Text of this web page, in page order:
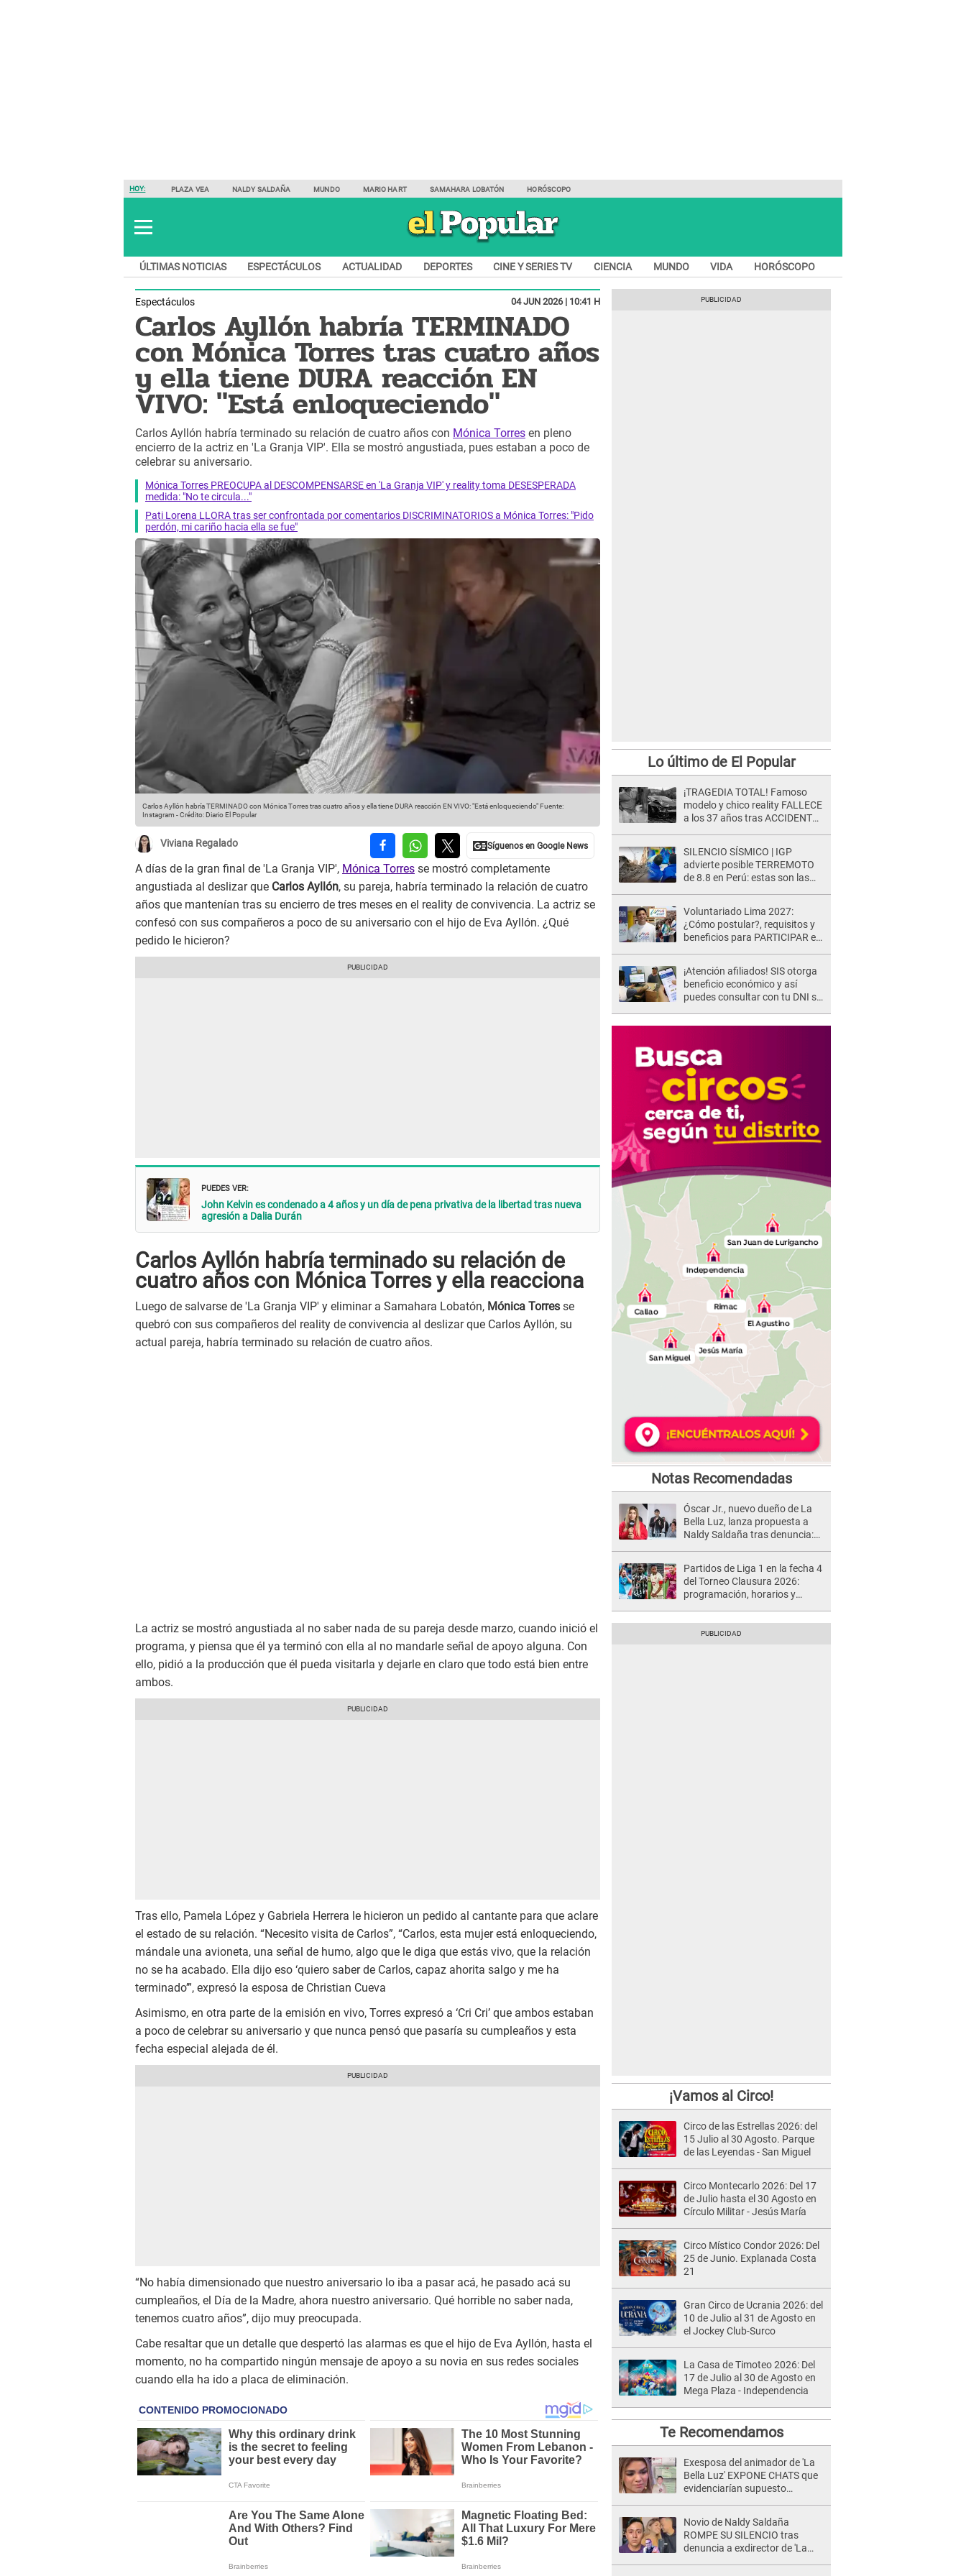
HOY: PLAZA VEA NALDY SALDAÑA MUNDO MARIO HART SAMAHARA LOBATÓN HORÓSCOPO
ÚLTIMAS NOTICIAS ESPECTÁCULOS ACTUALIDAD DEPORTES CINE Y SERIES TV CIENCIA MUNDO VIDA HORÓSCOPO
Espectáculos 04 JUN 2026 | 10:41 H
Carlos Ayllón habría TERMINADO
con Mónica Torres tras cuatro años
y ella tiene DURA reacción EN
VIVO: "Está enloqueciendo"
Carlos Ayllón habría terminado su relación de cuatro años con Mónica Torres en pleno
encierro de la actriz en 'La Granja VIP'. Ella se mostró angustiada, pues estaban a poco de
celebrar su aniversario.
Mónica Torres PREOCUPA al DESCOMPENSARSE en 'La Granja VIP' y reality toma DESESPERADA
medida: "No te circula..."
Pati Lorena LLORA tras ser confrontada por comentarios DISCRIMINATORIOS a Mónica Torres: "Pido
perdón, mi cariño hacia ella se fue"
Carlos Ayllón habría TERMINADO con Mónica Torres tras cuatro años y ella tiene DURA reacción EN VIVO: "Está enloqueciendo" Fuente:
Instagram -Crédito: Diario El Popular
Viviana Regalado
A días de la gran final de 'La Granja VIP', Mónica Torres se mostró completamente
angustiada al deslizar que Carlos Ayllón, su pareja, habría terminado la relación de cuatro
años que mantenían tras su encierro de tres meses en el reality de convivencia. La actriz se
confesó con sus compañeros a poco de su aniversario con el hijo de Eva Ayllón. ¿Qué
pedido le hicieron?
PUEDES VER:
John Kelvin es condenado a 4 años y un día de pena privativa de la libertad tras nueva
agresión a Dalia Durán
Carlos Ayllón habría terminado su relación de
cuatro años con Mónica Torres y ella reacciona
Luego de salvarse de 'La Granja VIP' y eliminar a Samahara Lobatón, Mónica Torres se
quebró con sus compañeros del reality de convivencia al deslizar que Carlos Ayllón, su
actual pareja, habría terminado su relación de cuatro años.
La actriz se mostró angustiada al no saber nada de su pareja desde marzo, cuando inició el
programa, y piensa que él ya terminó con ella al no mandarle señal de apoyo alguna. Con
ello, pidió a la producción que él pueda visitarla y dejarle en claro que todo está bien entre
ambos.
Tras ello, Pamela López y Gabriela Herrera le hicieron un pedido al cantante para que aclare
el estado de su relación. “Necesito visita de Carlos”, “Carlos, esta mujer está enloqueciendo,
mándale una avioneta, una señal de humo, algo que le diga que estás vivo, que la relación
no se ha acabado. Ella dijo eso ‘quiero saber de Carlos, capaz ahorita salgo y me ha
terminado’”, expresó la esposa de Christian Cueva
Asimismo, en otra parte de la emisión en vivo, Torres expresó a ‘Cri Cri’ que ambos estaban
a poco de celebrar su aniversario y que nunca pensó que pasaría su cumpleaños y esta
fecha especial alejada de él.
“No había dimensionado que nuestro aniversario lo iba a pasar acá, he pasado acá su
cumpleaños, el Día de la Madre, ahora nuestro aniversario. Qué horrible no saber nada,
tenemos cuatro años”, dijo muy preocupada.
Cabe resaltar que un detalle que despertó las alarmas es que el hijo de Eva Ayllón, hasta el
momento, no ha compartido ningún mensaje de apoyo a su novia en sus redes sociales
cuando ella ha ido a placa de eliminación.
Lo último de El Popular
¡TRAGEDIA TOTAL! Famoso
modelo y chico reality FALLECE
a los 37 años tras ACCIDENTE
SILENCIO SÍSMICO | IGP
advierte posible TERREMOTO
de 8.8 en Perú: estas son las
Voluntariado Lima 2027:
¿Cómo postular?, requisitos y
beneficios para PARTICIPAR en
¡Atención afiliados! SIS otorga
beneficio económico y así
puedes consultar con tu DNI si
Notas Recomendadas
Óscar Jr., nuevo dueño de La
Bella Luz, lanza propuesta a
Naldy Saldaña tras denuncia:
Partidos de Liga 1 en la fecha 4
del Torneo Clausura 2026:
programación, horarios y
¡Vamos al Circo!
Circo de las Estrellas 2026: del
15 Julio al 30 Agosto. Parque
de las Leyendas - San Miguel
Circo Montecarlo 2026: Del 17
de Julio hasta el 30 Agosto en
Círculo Militar - Jesús María
Circo Místico Condor 2026: Del
25 de Junio. Explanada Costa
21
Gran Circo de Ucrania 2026: del
10 de Julio al 31 de Agosto en
el Jockey Club-Surco
La Casa de Timoteo 2026: Del
17 de Julio al 30 de Agosto en
Mega Plaza - Independencia
Te Recomendamos
Exesposa del animador de 'La
Bella Luz' EXPONE CHATS que
evidenciarían supuesto
Novio de Naldy Saldaña
ROMPE SU SILENCIO tras
denuncia a exdirector de 'La